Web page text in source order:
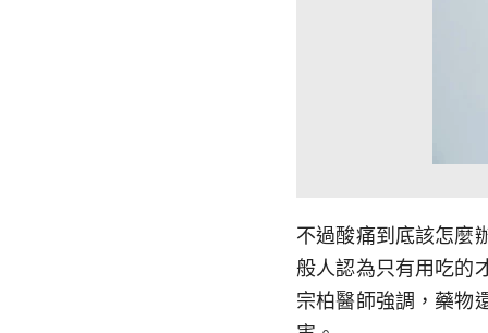
不過酸痛到底該怎麼
般人認為只有用吃的
宗柏醫師強調，藥物